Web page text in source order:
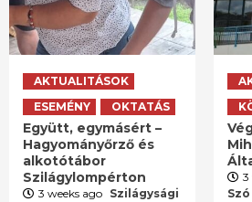
AKTUALITÁSOK
ESEMÉNY
OKTATÁS
Együtt, egymásért –
Hagyományőrző és
alkotótábor
Szilágylompérton
3 weeks ago Szilágysági
3
Szó